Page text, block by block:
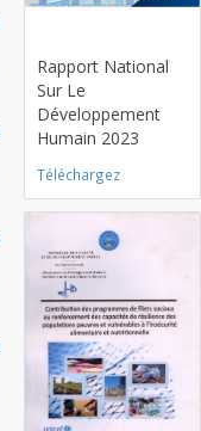
Rapport National
Sur Le
Développement
Humain 2023
Téléchargez